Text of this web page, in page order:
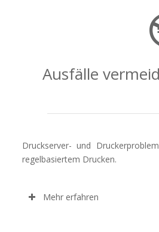
Ausfälle
Druckserver- und
regelbasiertem Drucken.
Mehr erfahren